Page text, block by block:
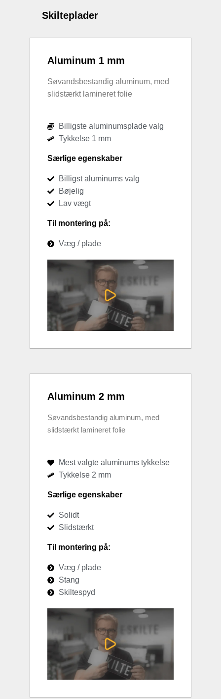
Skilteplader
Aluminum 1 mm
Søvandsbestandig aluminum, med
slidstærkt lamineret folie
Billigste aluminumsplade valg
Tykkelse 1 mm
Særlige egenskaber
Billigst aluminums valg
Bøjelig
Lav vægt
Til montering på:
Væg / plade
Aluminum 2 mm
Søvandsbestandig aluminum, med
slidstærkt lamineret folie
Mest valgte aluminums tykkelse
Tykkelse 2 mm
Særlige egenskaber
Solidt
Slidstærkt
Til montering på:
Væg / plade
Stang
Skiltespyd